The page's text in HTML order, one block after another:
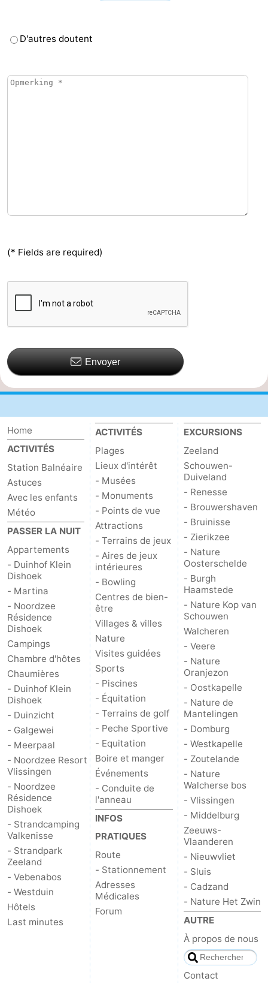
D'autres doutent
(* Fields are required)
Envoyer
Home
ACTIVITÉS
Station Balnéaire
Astuces
Avec les enfants
Météo
PASSER LA NUIT
Appartements
- Duinhof Klein
Dishoek
- Martina
- Noordzee
Résidence
Dishoek
Campings
Chambre d'hôtes
Chaumières
- Duinhof Klein
Dishoek
- Duinzicht
- Galgewei
- Meerpaal
- Noordzee Resort
Vlissingen
- Noordzee
Résidence
Dishoek
- Strandcamping
Valkenisse
- Strandpark
Zeeland
- Vebenabos
- Westduin
Hôtels
Last minutes
ACTIVITÉS
Plages
Lieux d'intérêt
- Musées
- Monuments
- Points de vue
Attractions
- Terrains de jeux
- Aires de jeux
intérieures
- Bowling
Centres de bien-
être
Villages & villes
Nature
Visites guidées
Sports
- Piscines
- Équitation
- Terrains de golf
- Peche Sportive
- Equitation
Boire et manger
Événements
- Conduite de
l'anneau
INFOS
PRATIQUES
Route
- Stationnement
Adresses
Médicales
Forum
EXCURSIONS
Zeeland
Schouwen-
Duiveland
- Renesse
- Brouwershaven
- Bruinisse
- Zierikzee
- Nature
Oosterschelde
- Burgh
Haamstede
- Nature Kop van
Schouwen
Walcheren
- Veere
- Nature
Oranjezon
- Oostkapelle
- Nature de
Mantelingen
- Domburg
- Westkapelle
- Zoutelande
- Nature
Walcherse bos
- Vlissingen
- Middelburg
Zeeuws-
Vlaanderen
- Nieuwvliet
- Sluis
- Cadzand
- Nature Het Zwin
AUTRE
À propos de nous
Contact